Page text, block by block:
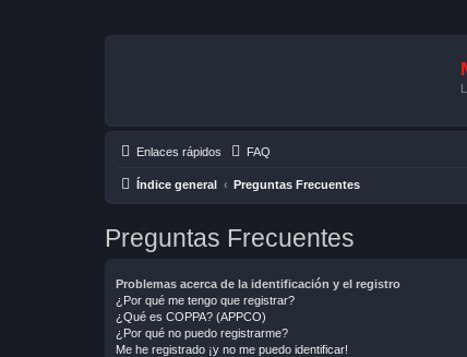
Enlaces rápidos FAQ
Índice general Preguntas Frecuentes
Preguntas Frecuentes
Problemas acerca de la identificación y el registro
¿Por qué me tengo que registrar?
¿Qué es COPPA? (APPCO)
¿Por qué no puedo registrarme?
Me he registrado ¡y no me puedo identificar!